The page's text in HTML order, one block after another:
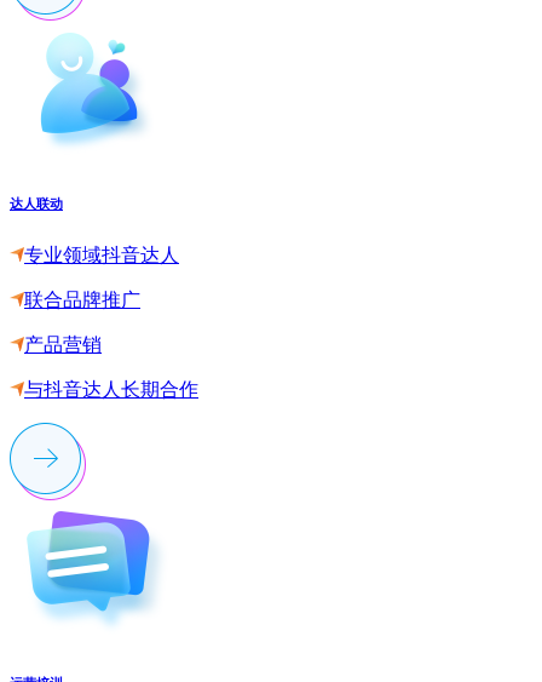
达人联动
专业领域抖音达人
联合品牌推广
产品营销
与抖音达人长期合作